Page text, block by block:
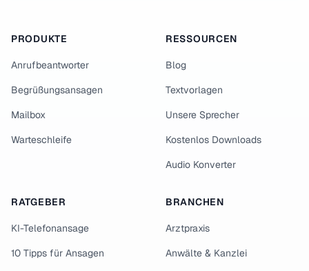
PRODUKTE
Anrufbeantworter
Begrüßungsansagen
Mailbox
Warteschleife
RESSOURCEN
Blog
Textvorlagen
Unsere Sprecher
Kostenlos Downloads
Audio Konverter
RATGEBER
KI-Telefonansage
10 Tipps für Ansagen
BRANCHEN
Arztpraxis
Anwälte & Kanzlei